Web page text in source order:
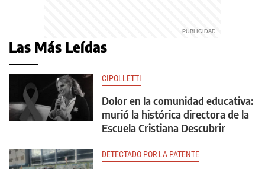
Las Más Leídas
CIPOLLETTI
Dolor en la comunidad educativa:
murió la histórica directora de la
Escuela Cristiana Descubrir
DETECTADO POR LA PATENTE